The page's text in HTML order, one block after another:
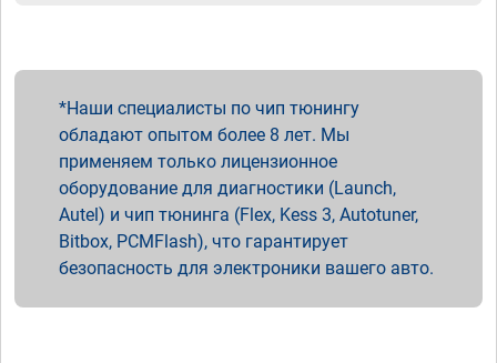
Наши специалисты по чип тюнингу
обладают опытом более 8 лет. Мы
применяем только лицензионное
оборудование для диагностики (Launch,
Autel) и чип тюнинга (Flex, Kess 3, Autotuner,
Bitbox, PCMFlash), что гарантирует
безопасность для электроники вашего авто.